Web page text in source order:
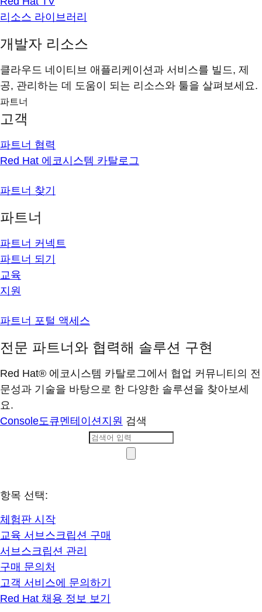
리소스 라이브러리
개발자 리소스
클라우드 네이티브 애플리케이션과 서비스를 빌드, 제
공, 관리하는 데 도움이 되는 리소스와 툴을 살펴보세요.
파트너
고객
파트너 협력
Red Hat 에코시스템 카탈로그
파트너 찾기
파트너
파트너 커넥트
파트너 되기
교육
지원
파트너 포털 액세스
전문 파트너와 협력해 솔루션 구현
Red Hat® 에코시스템 카탈로그에서 협업 커뮤니티의 전
문성과 기술을 바탕으로 한 다양한 솔루션을 찾아보세
요.
Console도큐멘테이션지원 검색
항목 선택:
체험판 시작
교육 서브스크립션 구매
서브스크립션 관리
구매 문의처
고객 서비스에 문의하기
Red Hat 채용 정보 보기